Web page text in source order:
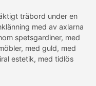
träbord under en
med av axlarna
spetsgardiner, med
med guld, med
estetik, med tidlös